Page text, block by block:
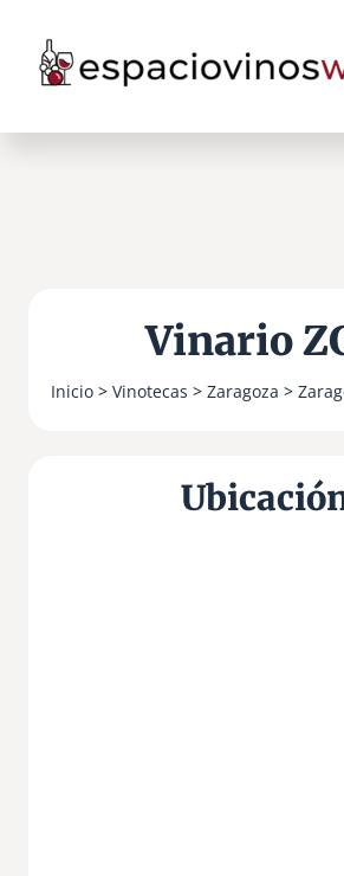
contenido
Vinario
Inicio> Vinotecas > Zaragoza >